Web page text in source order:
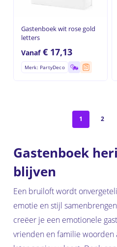
Gastenboek wit rose gold
letters
Vanaf€ 17,13
Merk: PartyDeco
1 2
Gastenboek
blijven
Een bruiloft wordt
emotie en stijl
creëer je een emotionele
vrienden en familie